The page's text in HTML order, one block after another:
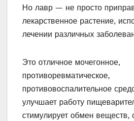
Но лавр — не просто
лекарственное растение,
лечении различных
Это отличное мочегонное,
противоревматическое,
противовоспалительное
улучшает работу
стимулирует обмен веществ,